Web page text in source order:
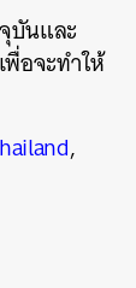
บันและ
อจะทำให้
,